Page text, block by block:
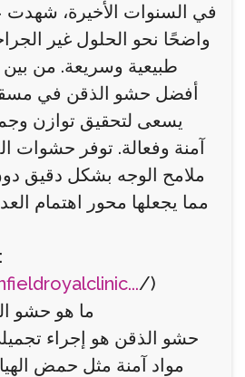
في السنوات الأخيرة، شهدت
واضحًا نحو الحلول غير
طبيعية وسريعة. من
أفضل حشو الذقن في
يسعى لتحقيق توازن
آمنة وفعالة. توفر حشوات
ملامح الوجه بشكل دقيق
مما يجعلها محور اهتمام
/)
ما هو حشو
حشو الذقن هو إجراء
مواد آمنة مثل حمض